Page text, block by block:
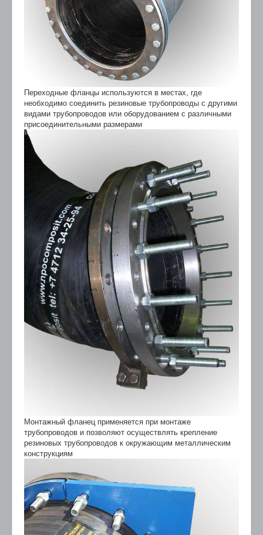
Переходные фланцы используются в местах, где
необходимо соединить резиновые трубопроводы с другими
видами трубопроводов или оборудованием с различными
присоединительными размерами
Монтажный фланец применяется при монтаже
трубопроводов и позволяют осуществлять крепление
резиновых трубопроводов к окружающим металлическим
конструкциям